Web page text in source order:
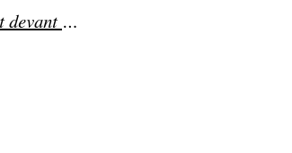
Pendant le débat sur la loi Darmanin contre l'immigration : Rassemblement devant l'Assemblée nationale